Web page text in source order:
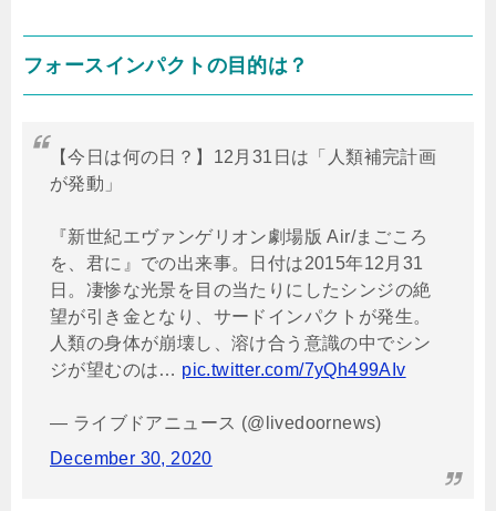
フォースインパクトの目的は？
【今日は何の日？】12月31日は「人類補完計画
が発動」
『新世紀エヴァンゲリオン劇場版 Air/まごころ
を、君に』での出来事。日付は2015年12月31
日。凄惨な光景を目の当たりにしたシンジの絶
望が引き金となり、サードインパクトが発生。
人類の身体が崩壊し、溶け合う意識の中でシン
ジが望むのは… pic.twitter.com/7yQh499AIv
— ライブドアニュース (@livedoornews)
December 30, 2020